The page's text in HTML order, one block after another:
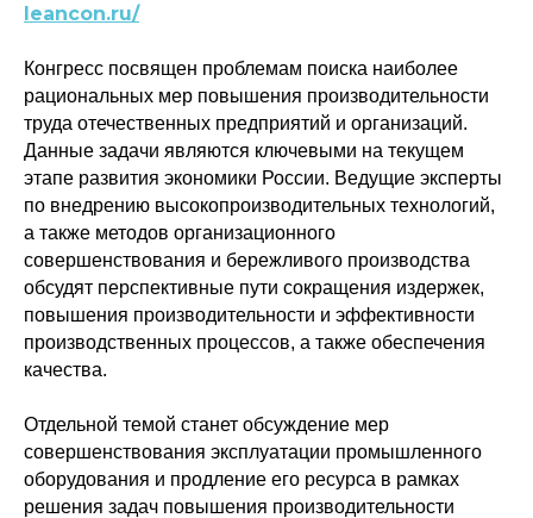
leancon.ru/
Конгресс посвящен проблемам поиска наиболее
рациональных мер повышения производительности
труда отечественных предприятий и организаций.
Данные задачи являются ключевыми на текущем
этапе развития экономики России. Ведущие эксперты
по внедрению высокопроизводительных технологий,
а также методов организационного
совершенствования и бережливого производства
обсудят перспективные пути сокращения издержек,
повышения производительности и эффективности
производственных процессов, а также обеспечения
качества.
Отдельной темой станет обсуждение мер
совершенствования эксплуатации промышленного
оборудования и продление его ресурса в рамках
решения задач повышения производительности